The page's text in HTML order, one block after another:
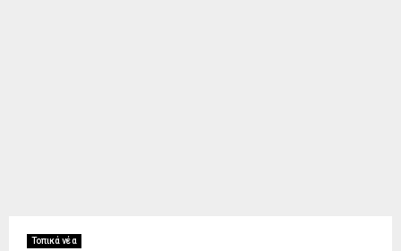
Τοπικά νέα